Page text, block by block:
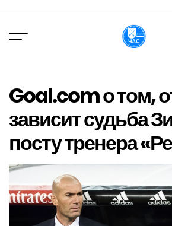
вмісту
Goal.com о том,
зависит судьба
посту тренера